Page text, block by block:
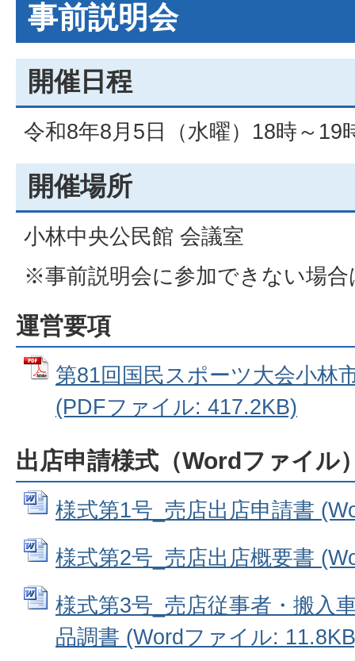
事前説明会
開催日程
令和8年8月5日（水曜）18時～19
開催場所
小林中央公民館 会議室
※事前説明会に参加できない場
運営要項
第81回国民スポーツ大会小林
(PDFファイル: 417.2KB)
出店申請様式（Wordファイル
様式第1号_売店出店申請書
様式第2号_売店出店概要書
様式第3号_売店従事者・搬入
品調書 (Wordファイル: